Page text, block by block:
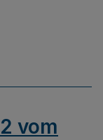
vom